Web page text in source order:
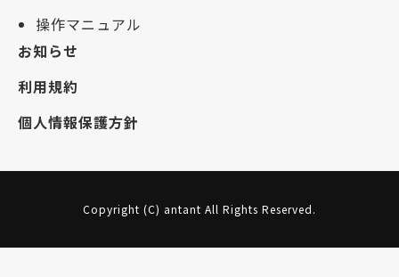
操作マニュアル
お知らせ
利用規約
個人情報保護方針
Copyright (C) antant All Rights Reserved.